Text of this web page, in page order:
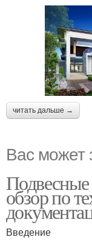
читать дальше →
Вас может
обзор по
Введение